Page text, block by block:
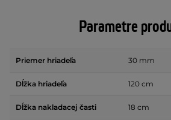
Parametre
Priemer hriadeľa 30 mm
Dĺžka hriadeľa 120 cm
Dĺžka nakladacej časti 18 cm